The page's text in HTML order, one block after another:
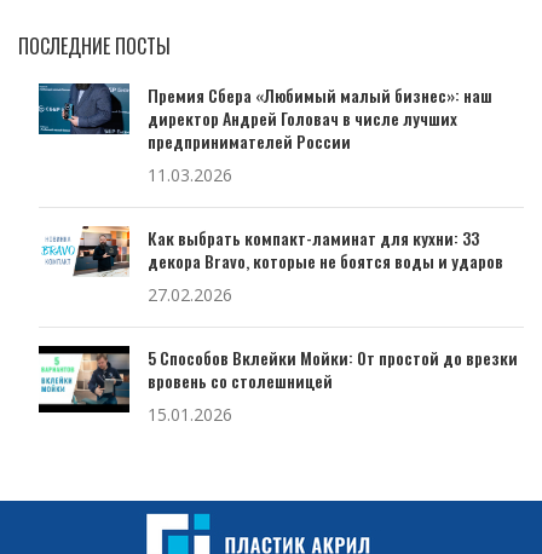
ПОСЛЕДНИЕ ПОСТЫ
Премия Сбера «Любимый малый бизнес»: наш
директор Андрей Головач в числе лучших
предпринимателей России
11.03.2026
Как выбрать компакт-ламинат для кухни: 33
декора Bravo, которые не боятся воды и ударов
27.02.2026
5 Способов Вклейки Мойки: От простой до врезки
вровень со столешницей
15.01.2026